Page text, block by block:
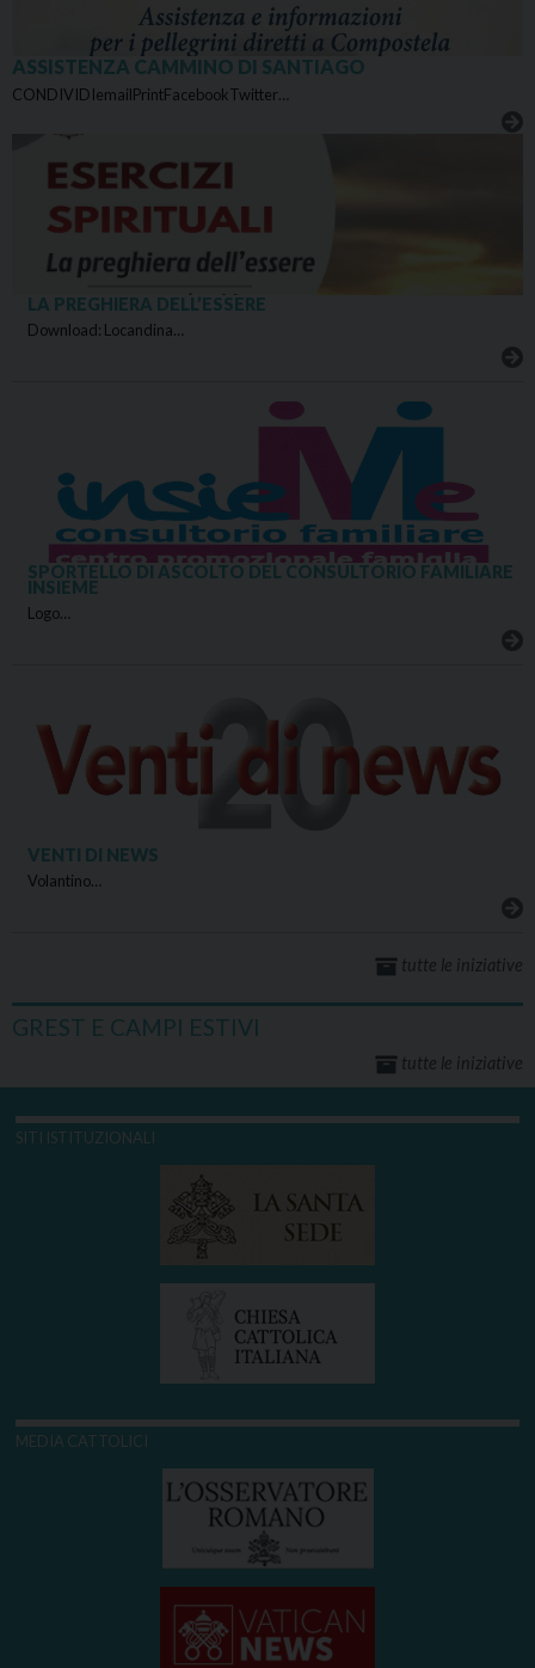
ASSISTENZA CAMMINO DI SANTIAGO
CONDIVIDIemailPrintFacebookTwitter…
LA PREGHIERA DELL’ESSERE
Download: Locandina…
SPORTELLO DI ASCOLTO DEL CONSULTORIO FAMILIARE
INSIEME
Logo…
VENTI DI NEWS
Volantino…
tutte le iniziative
GREST E CAMPI ESTIVI
tutte le iniziative
SITI ISTITUZIONALI
MEDIA CATTOLICI